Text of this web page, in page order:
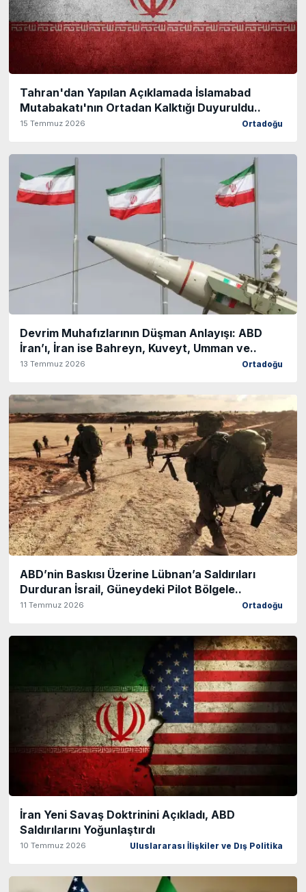
Tahran'dan Yapılan Açıklamada İslamabad
Mutabakatı'nın Ortadan Kalktığı Duyuruldu..
15 Temmuz 2026 Ortadoğu
Devrim Muhafızlarının Düşman Anlayışı: ABD
İran’ı, İran ise Bahreyn, Kuveyt, Umman ve..
13 Temmuz 2026 Ortadoğu
ABD’nin Baskısı Üzerine Lübnan’a Saldırıları
Durduran İsrail, Güneydeki Pilot Bölgele..
11 Temmuz 2026 Ortadoğu
İran Yeni Savaş Doktrinini Açıkladı, ABD
Saldırılarını Yoğunlaştırdı
10 Temmuz 2026 Uluslararası İlişkiler ve Dış Politika